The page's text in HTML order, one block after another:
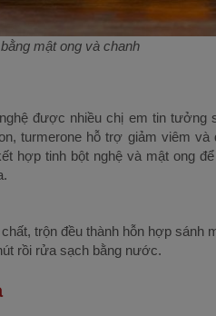
mật ong và chanh
được nhiều chị em tin tưởng
turmerone hỗ trợ giảm viêm và
hợp tinh bột nghệ và mật ong
trộn đều thành hỗn hợp sánh
rồi rửa sạch bằng nước.